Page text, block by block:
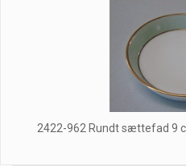
2422-962 Rundt sættefad 9